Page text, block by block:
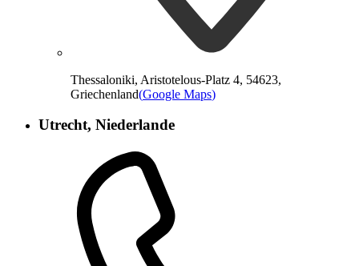
Thessaloniki, Aristotelous-Platz 4, 54623,
Griechenland(Google Maps)
Utrecht, Niederlande